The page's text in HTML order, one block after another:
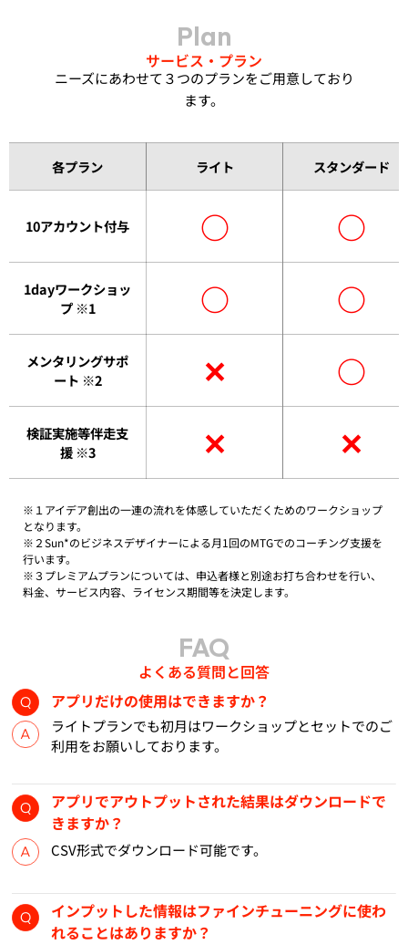
Plan
サービス・プラン
ニーズにあわせて３つのプランをご用意しており
ます。
各プラン ライト スタンダード
10アカウント付与 ○ ○
1dayワークショッ
プ ※1
○ ○
メンタリングサポ
ート ※2
✕ ○
検証実施等伴走支
援 ※3
✕ ✕
※１アイデア創出の一連の流れを体感していただくためのワークショップ
となります。
※２Sun*のビジネスデザイナーによる月1回のMTGでのコーチング支援を
行います。
※３プレミアムプランについては、申込者様と別途お打ち合わせを行い、
料金、サービス内容、ライセンス期間等を決定します。
FAQ
よくある質問と回答
アプリだけの使用はできますか？
ライトプランでも初月はワークショップとセットでのご
利用をお願いしております。
アプリでアウトプットされた結果はダウンロードで
きますか？
CSV形式でダウンロード可能です。
インプットした情報はファインチューニングに使わ
れることはありますか？